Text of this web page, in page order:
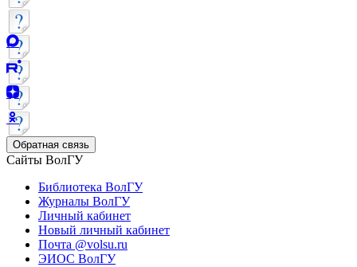
Обратная связь
Сайты ВолГУ
Библиотека ВолГУ
Журналы ВолГУ
Личный кабинет
Новый личный кабинет
Почта @volsu.ru
ЭИОС ВолГУ